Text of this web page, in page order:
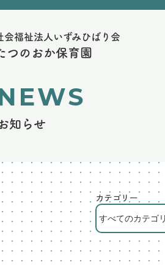
会福祉法人いずみひばり会
つのおか保育園
知らせ
カテゴリー